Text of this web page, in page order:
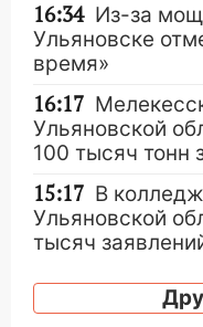
16:34 Из-за
Ульяновске
время»
16:17
Ульяновской
100 тысяч тонн
15:17 В
Ульяновской
тысяч
15:04
после шторма: